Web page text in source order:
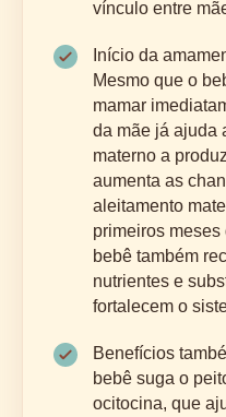
vínculo entre
Início da
Mesmo que o
mamar
da mãe já ajuda
materno a
aumenta as
aleitamento
primeiros
bebê também
nutrientes e
fortalecem o
Benefícios
bebê suga o
ocitocina, que